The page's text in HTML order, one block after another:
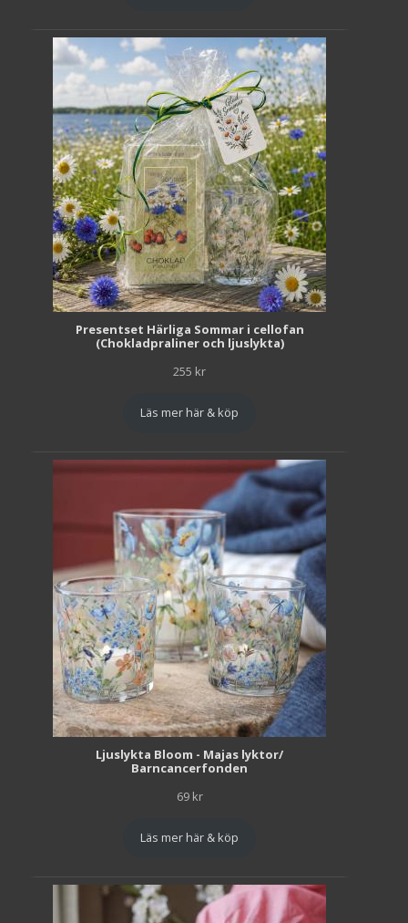
Presentset Härliga Sommar i cellofan
(Chokladpraliner och ljuslykta)
255 kr
Läs mer här & köp
Ljuslykta Bloom - Majas lyktor/
Barncancerfonden
69 kr
Läs mer här & köp